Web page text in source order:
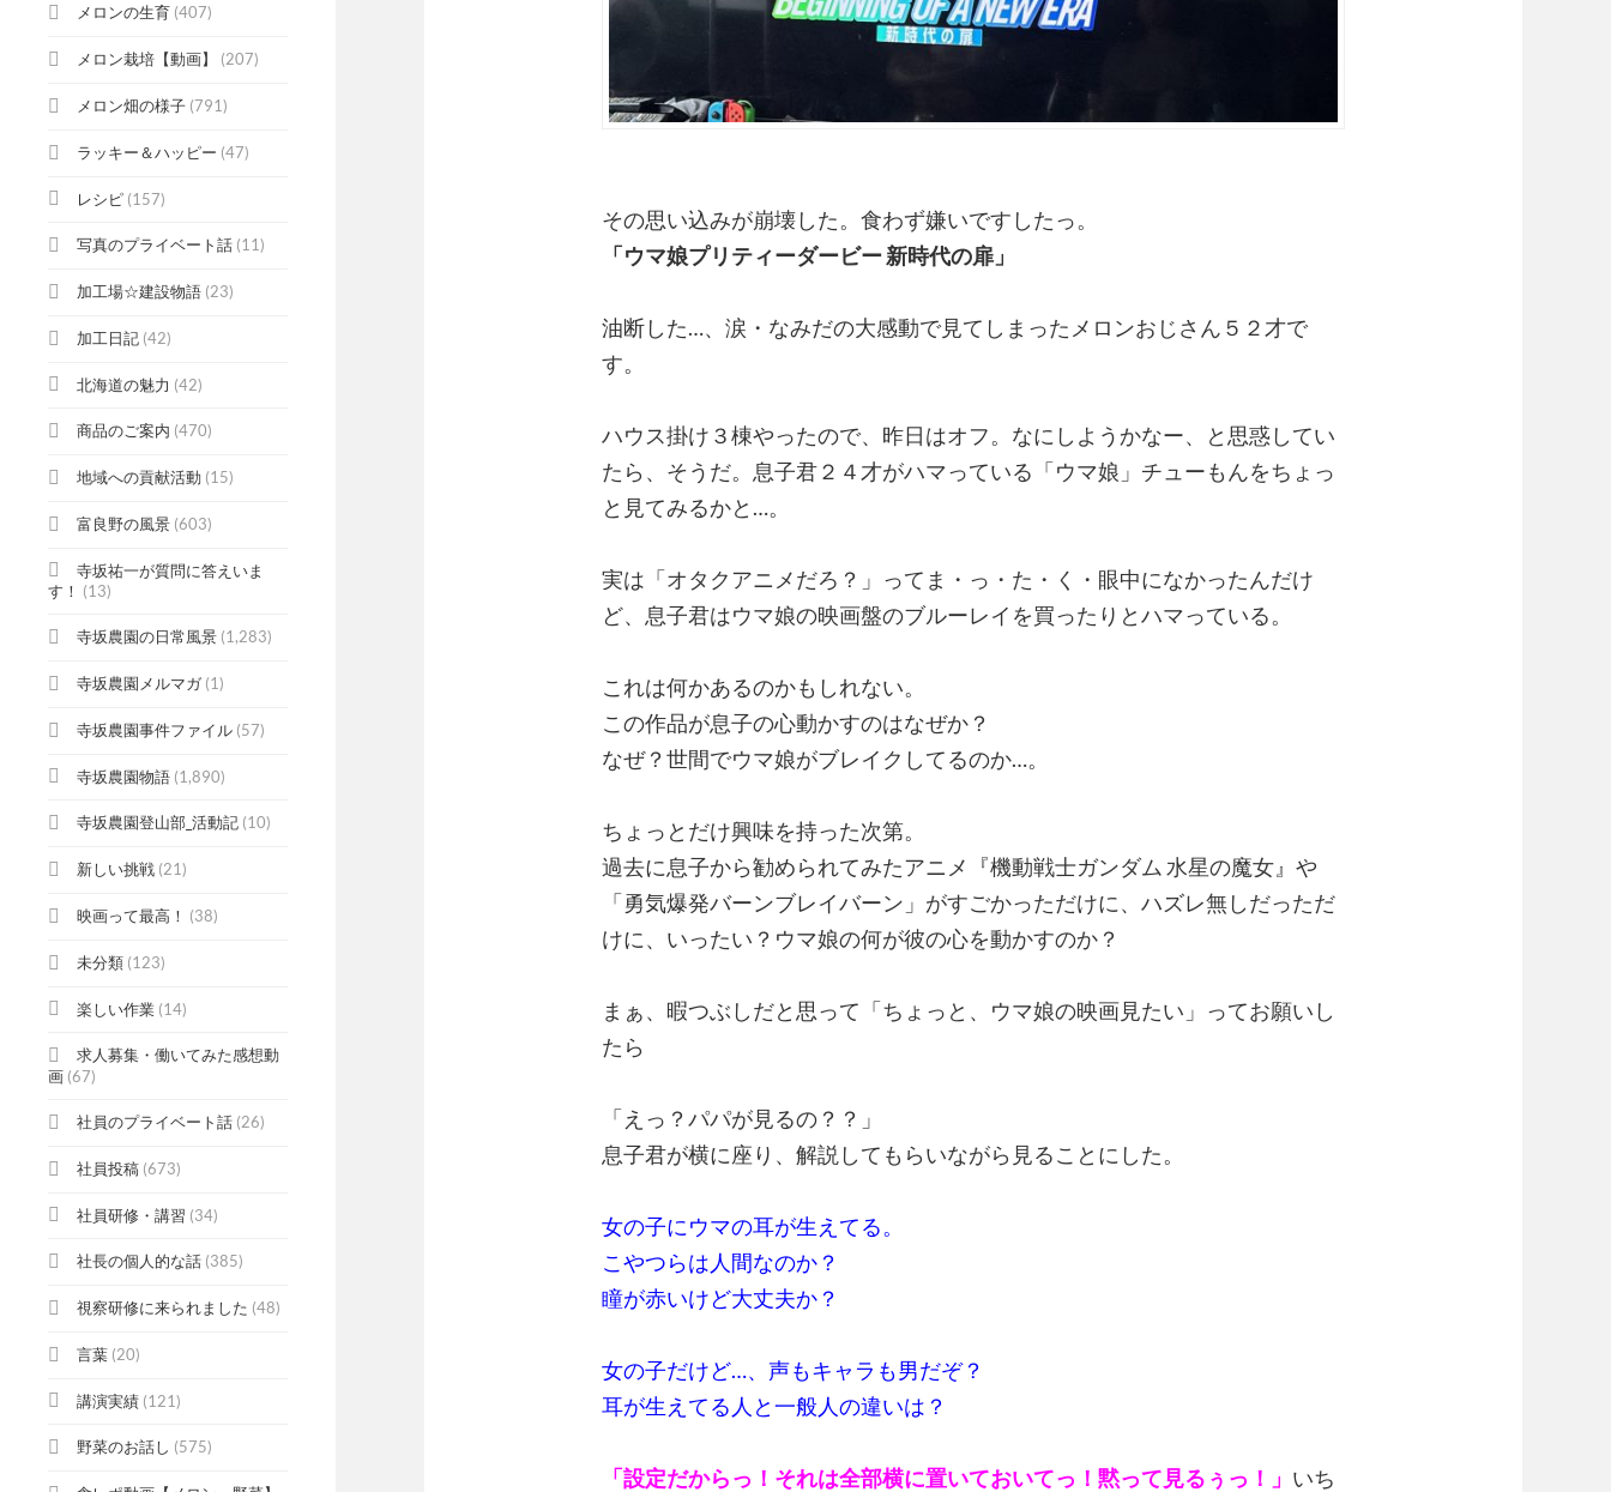
メロンの生育 (407)
メロン栽培【動画】 (207)
メロン畑の様子 (791)
ラッキー＆ハッピー (47)
レシピ (157)
写真のプライベート話 (11)
加工場☆建設物語 (23)
加工日記 (42)
北海道の魅力 (42)
商品のご案内 (470)
地域への貢献活動 (15)
富良野の風景 (603)
寺坂祐一が質問に答えいま
す！ (13)
寺坂農園の日常風景 (1,283)
寺坂農園メルマガ(1)
寺坂農園事件ファイル (57)
寺坂農園物語 (1,890)
寺坂農園登山部_活動記 (10)
新しい挑戦 (21)
映画って最高！ (38)
未分類 (123)
楽しい作業 (14)
求人募集・働いてみた感想動
画 (67)
社員のプライベート話 (26)
社員投稿 (673)
社員研修・講習 (34)
社長の個人的な話 (385)
視察研修に来られました (48)
言葉 (20)
講演実績 (121)
野菜のお話し (575)
その思い込みが崩壊した。食わず嫌いですしたっ。
「ウマ娘プリティーダービー 新時代の扉」
油断した…、涙・なみだの大感動で見てしまったメロンおじさん５２才で
す。
ハウス掛け３棟やったので、昨日はオフ。なにしようかなー、と思惑してい
たら、そうだ。息子君２４才がハマっている「ウマ娘」チューもんをちょっ
と見てみるかと…。
実は「オタクアニメだろ？」ってま・っ・た・く・眼中になかったんだけ
ど、息子君はウマ娘の映画盤のブルーレイを買ったりとハマっている。
これは何かあるのかもしれない。
この作品が息子の心動かすのはなぜか？
なぜ？世間でウマ娘がブレイクしてるのか…。
ちょっとだけ興味を持った次第。
過去に息子から勧められてみたアニメ『機動戦士ガンダム 水星の魔女』や
「勇気爆発バーンブレイバーン」がすごかっただけに、ハズレ無しだっただ
けに、いったい？ウマ娘の何が彼の心を動かすのか？
まぁ、暇つぶしだと思って「ちょっと、ウマ娘の映画見たい」ってお願いし
たら
「えっ？パパが見るの？？」
息子君が横に座り、解説してもらいながら見ることにした。
女の子にウマの耳が生えてる。
こやつらは人間なのか？
瞳が赤いけど大丈夫か？
女の子だけど…、声もキャラも男だぞ？
耳が生えてる人と一般人の違いは？
「設定だからっ！それは全部横に置いておいてっ！黙って見るぅっ！」 いち